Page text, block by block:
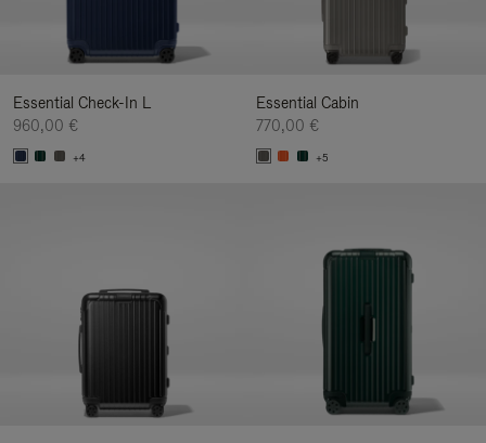
Essential Check-In L
960,00 €
+4
Essential Cabin
770,00 €
+5